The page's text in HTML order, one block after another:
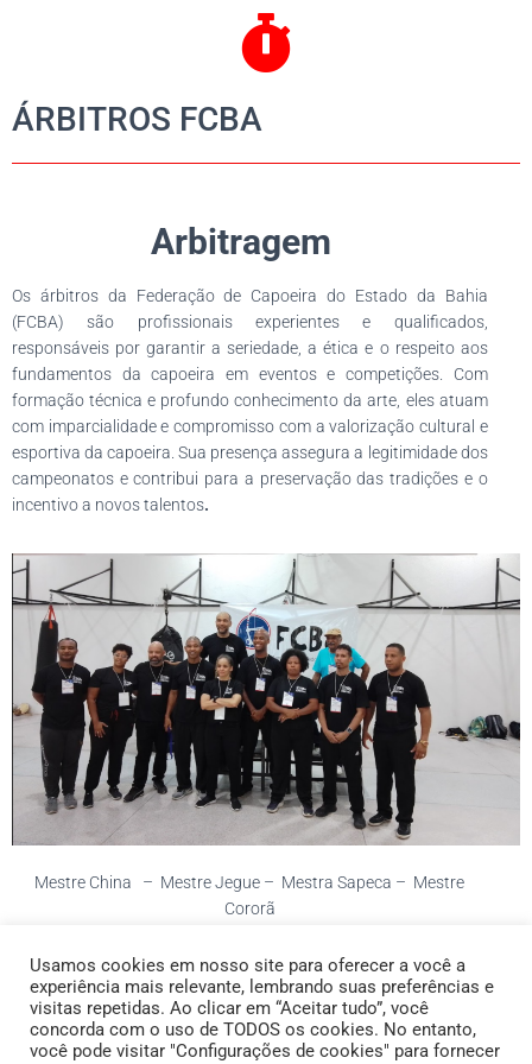
ÁRBITROS FCBA
Arbitragem
Os árbitros da Federação de Capoeira do Estado da Bahia
(FCBA) são profissionais experientes e qualificados,
responsáveis por garantir a seriedade, a ética e o respeito aos
fundamentos da capoeira em eventos e competições. Com
formação técnica e profundo conhecimento da arte, eles atuam
com imparcialidade e compromisso com a valorização cultural e
esportiva da capoeira. Sua presença assegura a legitimidade dos
campeonatos e contribui para a preservação das tradições e o
incentivo a novos talentos.
Mestre China – Mestre Jegue – Mestra Sapeca – Mestre
Cororã
Professor Irmão Capoeira – Professor Aramis
Instrutor B1 – Graduado Bicudo
Usamos cookies em nosso site para oferecer a você a
experiência mais relevante, lembrando suas preferências e
visitas repetidas. Ao clicar em “Aceitar tudo”, você
concorda com o uso de TODOS os cookies. No entanto,
você pode visitar "Configurações de cookies" para fornecer